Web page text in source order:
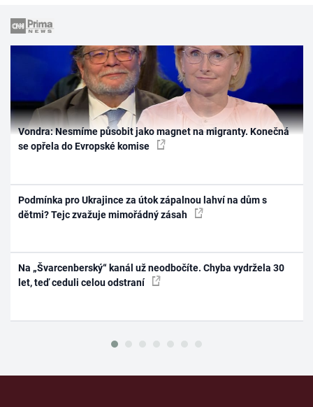
Vondra: Nesmíme působit jako magnet na migranty. Konečná
se opřela do Evropské komise
Podmínka pro Ukrajince za útok zápalnou lahví na dům s
dětmi? Tejc zvažuje mimořádný zásah
Na „Švarcenberský“ kanál už neodbočíte. Chyba vydržela 30
let, teď ceduli celou odstraní